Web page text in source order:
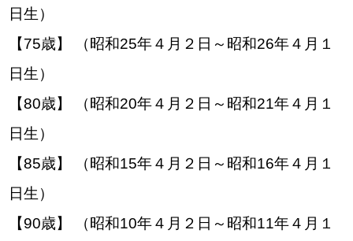
日生）
【75歳】 （昭和25年４月２日～昭和26年４月１
日生）
【80歳】 （昭和20年４月２日～昭和21年４月１
日生）
【85歳】 （昭和15年４月２日～昭和16年４月１
日生）
【90歳】 （昭和10年４月２日～昭和11年４月１